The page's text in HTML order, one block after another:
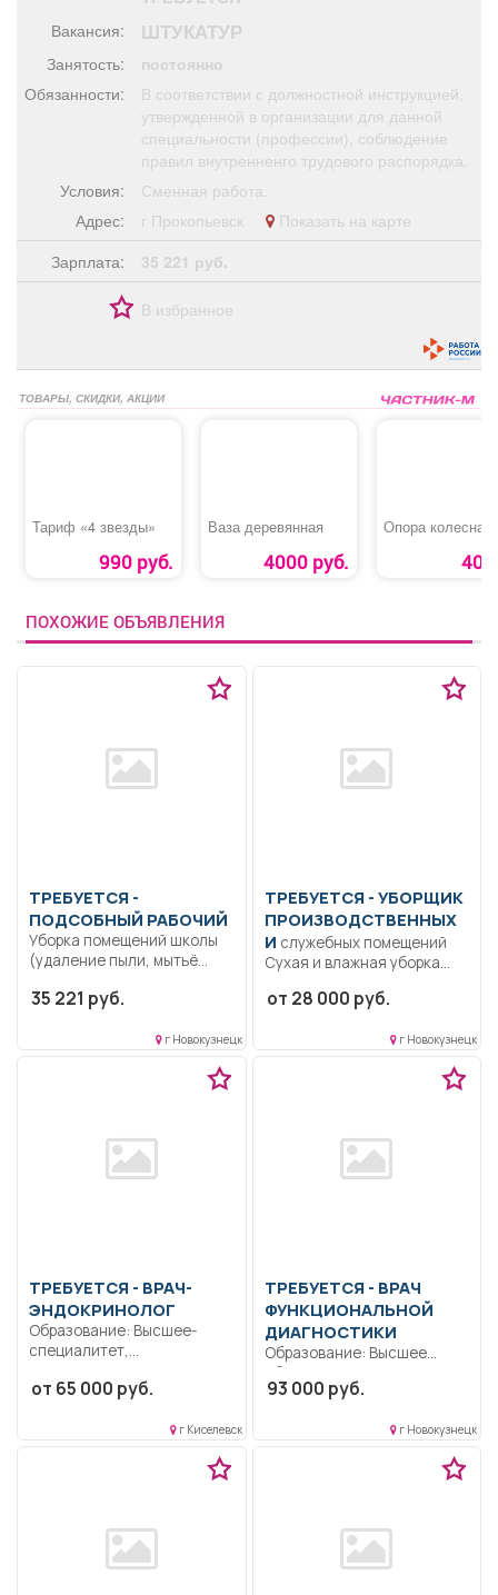
Поздравления Погода
ТВ программа Я - пенсионер
Вакансия: ШТУКАТУР
Занятость:
постоянно
Обязанности:
В соответствии с должностной инструкцией,
утвержденной в организации для данной
специальности (профессии), соблюдение
правил внутренненго трудового распорядка.
Условия:
Сменная работа.
Адрес:
г Прокопьевск
Показать на карте
Зарплата:
35 221 руб.
В избранное
ТОВАРЫ, СКИДКИ, АКЦИИ
Тариф «4 звезды»
990 руб.
Ваза деревянная
4000 руб.
Опора колесная
40
ПОХОЖИЕ ОБЪЯВЛЕНИЯ
ТРЕБУЕТСЯ -
ПОДСОБНЫЙ РАБОЧИЙ
Уборка помещений школы
(удаление пыли, мытьё
35 221 руб.
г Новокузнецк
ТРЕБУЕТСЯ - УБОРЩИК
ПРОИЗВОДСТВЕННЫХ
И служебных помещений
Сухая и влажная уборка
административно-бытовых
от 28 000 руб.
г Новокузнецк
ТРЕБУЕТСЯ - ВРАЧ-
ЭНДОКРИНОЛОГ
Образование: Высшее-
специалитет,
Коммуникабельность.
Выполнение должностных
обязанностей согласно
от 65 000 руб.
г Киселевск
ТРЕБУЕТСЯ - ВРАЧ
ФУНКЦИОНАЛЬНОЙ
ДИАГНОСТИКИ
Образование: Высшее
образование —
специалитет,
высшее профессиональное
образование,...
93 000 руб.
г Новокузнецк